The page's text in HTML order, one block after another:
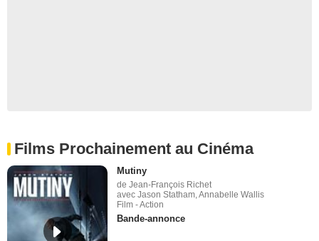
Films Prochainement au Cinéma
Mutiny
de Jean-François Richet
avec Jason Statham, Annabelle Wallis
Film - Action
Bande-annonce